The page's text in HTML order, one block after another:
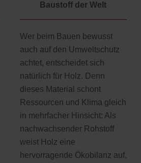
Baustoff der Welt
Wer beim Bauen bewusst
auch auf den Umweltschutz
achtet, entscheidet sich
natürlich für Holz. Denn
dieses Material schont
Ressourcen und Klima gleich
in mehrfacher Hinsicht: Als
nachwachsender Rohstoff
weist Holz eine
hervorragende Ökobilanz auf,